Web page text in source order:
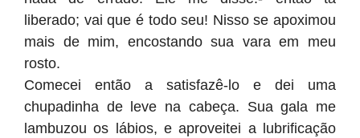
liberado; vai que é todo seu! Nisso se apoximou
mais de mim, encostando sua vara em meu
rosto.
Comecei então a satisfazê-lo e dei uma
chupadinha de leve na cabeça. Sua gala me
lambuzou os lábios, e aproveitei a lubrificação